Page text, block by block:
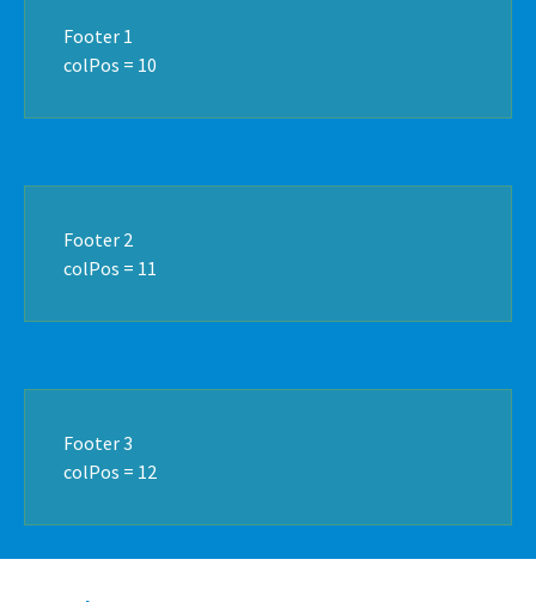
Footer 1
colPos = 10
Footer 2
colPos = 11
Footer 3
colPos = 12